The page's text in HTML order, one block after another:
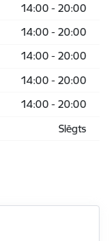
14:00 - 20:00
14:00 - 20:00
14:00 - 20:00
14:00 - 20:00
14:00 - 20:00
Slēgts